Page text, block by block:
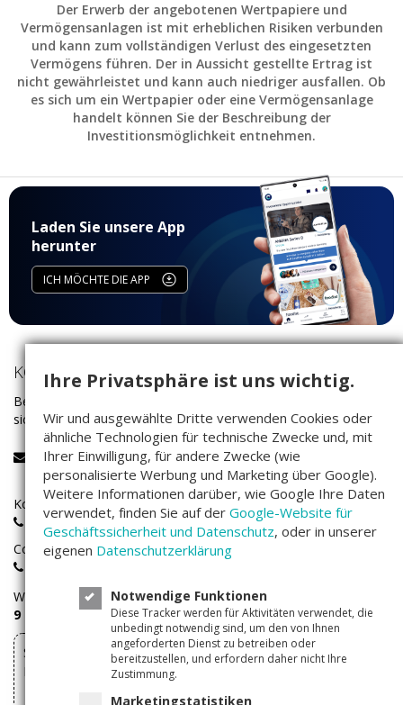
Der Erwerb der angebotenen Wertpapiere und
Vermögensanlagen ist mit erheblichen Risiken verbunden
und kann zum vollständigen Verlust des eingesetzten
Vermögens führen. Der in Aussicht gestellte Ertrag ist
nicht gewährleistet und kann auch niedriger ausfallen. Ob
es sich um ein Wertpapier oder eine Vermögensanlage
handelt können Sie der Beschreibung der
Investitionsmöglichkeit entnehmen.
KONTAKT
Bei Fragen rund um das Investieren auf Companisto wenden Sie
sich bitte an unser Service-Team:
service@companisto.com
Kostenlose Rufnummer für Investoren aus Deutschland:
0800 - 100 267 0
Companisto-Servicerufnummer:
Wir sind
Montags bis Freitagsvon
9 – 17 Uhr
für Sie erreichbar.
Sie können Ihre über Companisto abgeschlossenen
Investments hier widerrufen
Laden Sie unsere App
herunter
ICH MÖCHTE DIE APP
Ihre Privatsphäre ist uns wichtig.
Wir und ausgewählte Dritte verwenden Cookies oder
ähnliche Technologien für technische Zwecke und, mit
Ihrer Einwilligung, für andere Zwecke (wie
personalisierte Werbung und Marketing über Google).
Weitere Informationen darüber, wie Google Ihre Daten
verwendet, finden Sie auf der Google-Website für
Geschäftssicherheit und Datenschutz, oder in unserer
eigenen Datenschutzerklärung
Notwendige Funktionen
Diese Tracker werden für Aktivitäten verwendet, die
unbedingt notwendig sind, um den von Ihnen
angeforderten Dienst zu betreiben oder
bereitzustellen, und erfordern daher nicht Ihre
Zustimmung.
Marketingstatistiken